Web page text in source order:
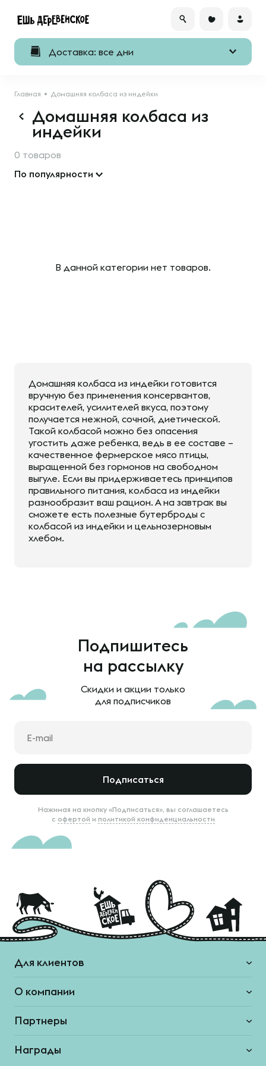
Доставка: все дни
Главная Домашняя колбаса из индейки
Домашняя колбаса из
индейки
0 товаров
По популярности
В данной категории нет товаров.
Домашняя колбаса из индейки готовится
вручную без применения консервантов,
красителей, усилителей вкуса, поэтому
получается нежной, сочной, диетической.
Такой колбасой можно без опасения
угостить даже ребенка, ведь в ее составе –
качественное фермерское мясо птицы,
выращенной без гормонов на свободном
выгуле. Если вы придерживаетесь принципов
правильного питания, колбаса из индейки
разнообразит ваш рацион. А на завтрак вы
сможете есть полезные бутерброды с
колбасой из индейки и цельнозерновым
хлебом.
Подпишитесь
на рассылку
Скидки и акции только
для подписчиков
Подписаться
Нажимая на кнопку «Подписаться», вы соглашаетесь
с офертой и политикой конфиденциальности
Для клиентов
О компании
Партнеры
Награды